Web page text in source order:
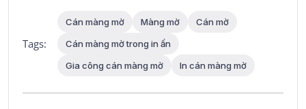
Tags:
Cán màng mờ Màng mờ
Cán mờ
Cán màng mờ trong in ấn
Gia công cán màng mờ
In cán màng mờ